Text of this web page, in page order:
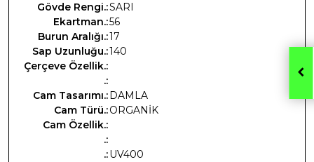
Gövde Rengi.:SARI
Ekartman.:56
Burun Aralığı.:17
Sap Uzunluğu.:140
Çerçeve Özellik.:
.:
Cam Tasarımı.:DAMLA
Cam Türü.:ORGANİK
Cam Özellik.:
.:
.:UV400